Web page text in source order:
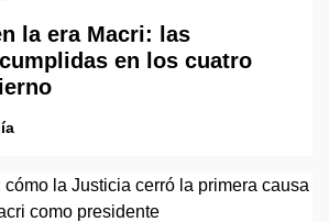
la era Macri: las
en los cuatro